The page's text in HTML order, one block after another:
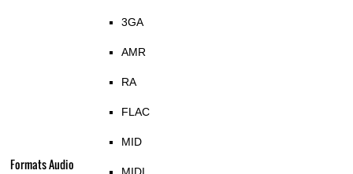
Formats Audio
3GA
AMR
RA
FLAC
MID